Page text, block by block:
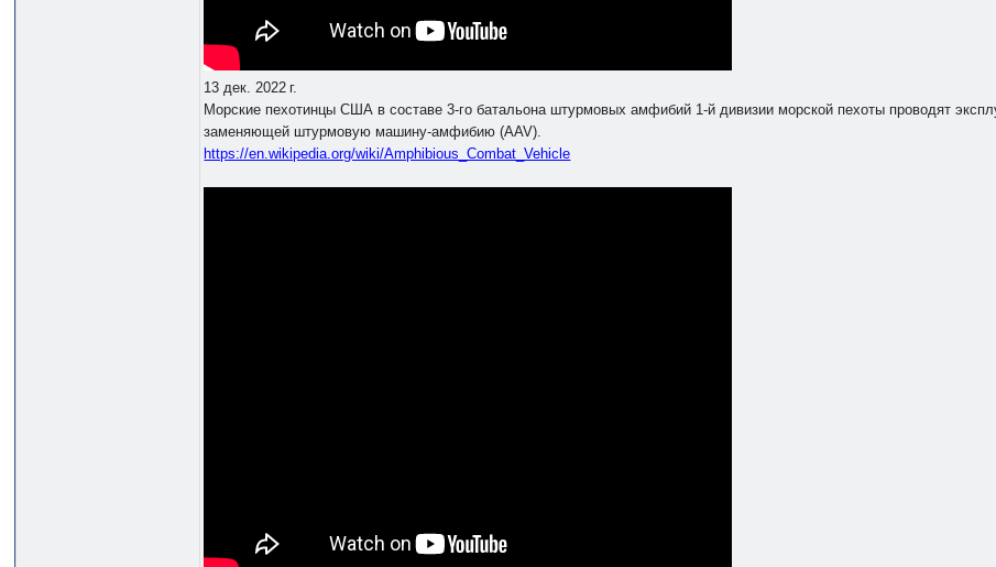
13 дек. 2022 г.
Морские пехотинцы США в составе 3-го батальона штурмовых амфибий 1-й дивизии морской пехоты проводят
заменяющей штурмовую машину-амфибию (AAV).
https://en.wikipedia.org/wiki/Amphibious_Combat_Vehicle